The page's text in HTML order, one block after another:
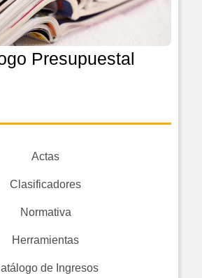
Presupuestal
Actas
Clasificadores
Normativa
Herramientas
de Ingresos